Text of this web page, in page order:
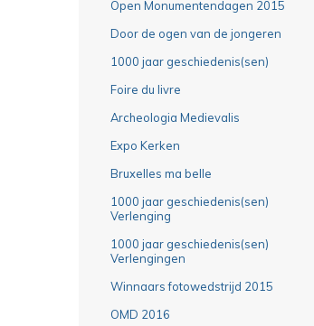
Open Monumentendagen 2015
Door de ogen van de jongeren
1000 jaar geschiedenis(sen)
Foire du livre
Archeologia Medievalis
Expo Kerken
Bruxelles ma belle
1000 jaar geschiedenis(sen)
Verlenging
1000 jaar geschiedenis(sen)
Verlengingen
Winnaars fotowedstrijd 2015
OMD 2016